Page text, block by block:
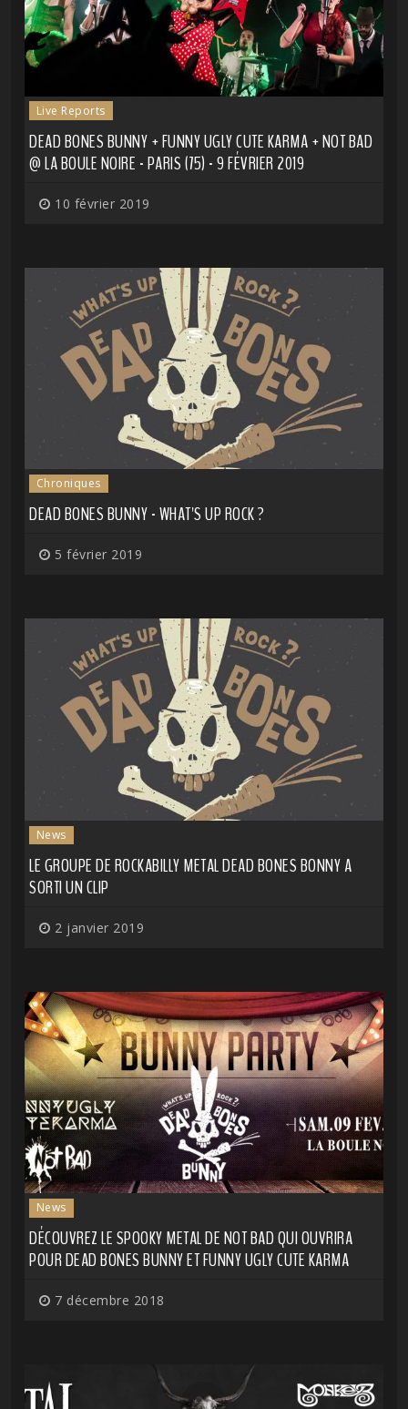
Live Reports
DEAD BONES BUNNY + FUNNY UGLY CUTE KARMA + NOT BAD
@ LA BOULE NOIRE - PARIS (75) - 9 FÉVRIER 2019
10 février 2019
Chroniques
DEAD BONES BUNNY - WHAT'S UP ROCK ?
5 février 2019
News
LE GROUPE DE ROCKABILLY METAL DEAD BONES BONNY A
SORTI UN CLIP
2 janvier 2019
News
DÉCOUVREZ LE SPOOKY METAL DE NOT BAD QUI OUVRIRA
POUR DEAD BONES BUNNY ET FUNNY UGLY CUTE KARMA
7 décembre 2018